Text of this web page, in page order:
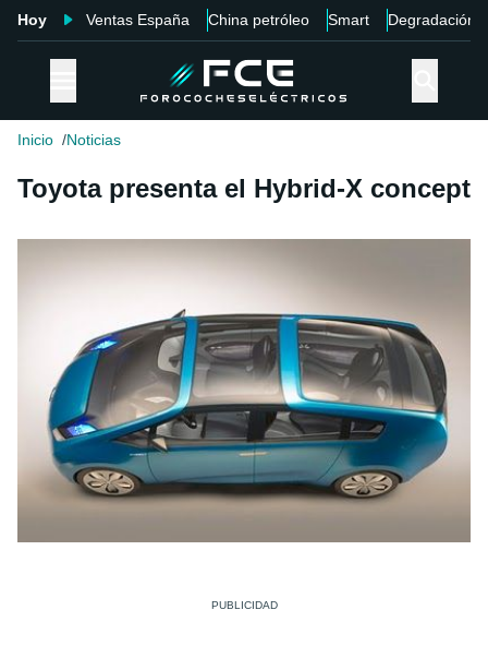
Hoy Ventas España China petróleo Smart Degradación
Inicio Noticias
Toyota presenta el Hybrid-X concept